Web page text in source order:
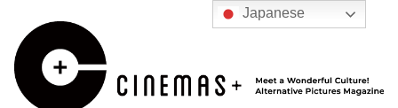
Japanese